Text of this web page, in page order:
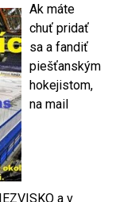
Ak máte
chuť pridať
sa a fandiť
piešťanským
hokejistom,
na mail
a v